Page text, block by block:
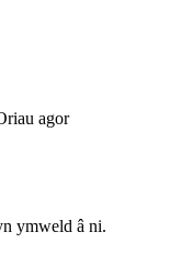
agor
ymweld â ni.